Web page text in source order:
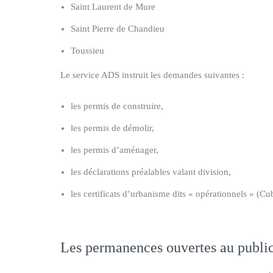
Saint Laurent de Mure
Saint Pierre de Chandieu
Toussieu
Le service ADS instruit les demandes suivantes :
les permis de construire,
les permis de démolir,
les permis d’aménager,
les déclarations préalables valant division,
les certificats d’urbanisme dits « opérationnels »
Les permanences ouvertes au